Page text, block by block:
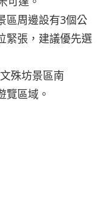
區周邊設有3個公
緊張，建議優先選
殊坊景區南
覽區域。